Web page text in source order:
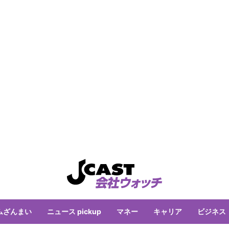
ざんまい ニュース pickup マネー キャリア ビジネス